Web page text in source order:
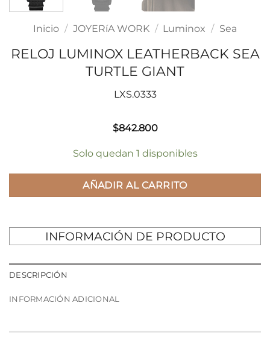
Inicio / JOYERíA WORK / Luminox / Sea
RELOJ LUMINOX LEATHERBACK SEA
TURTLE GIANT
LXS.0333
$842.800
Solo quedan 1 disponibles
AÑADIR AL CARRITO
INFORMACIÓN DE PRODUCTO
DESCRIPCIÓN
INFORMACIÓN ADICIONAL